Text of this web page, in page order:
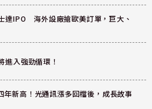
達IPO 海外設廠搶歐美訂單，巨大、
進入強勁循環！
新高！光通訊漲多回檔後，成長故事